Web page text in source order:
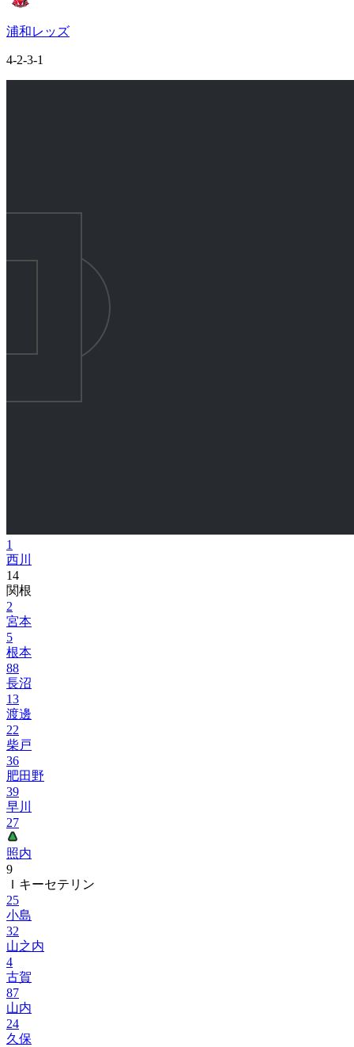
浦和レッズ
4-2-3-1
1
西川
14
関根
2
宮本
5
根本
88
長沼
13
渡邊
22
柴戸
36
肥田野
39
早川
27
照内
9
Ｉキーセテリン
25
小島
32
山之内
4
古賀
87
山内
24
久保